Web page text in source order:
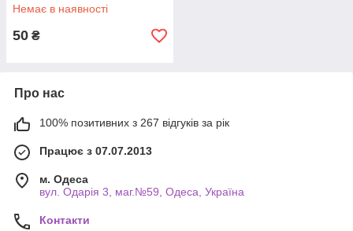
Немає в наявності
50 ₴
Про нас
100% позитивних з 267 відгуків за рік
Працює з 07.07.2013
м. Одеса
вул. Одарiя 3, маг.№59, Одеса, Україна
Контакти